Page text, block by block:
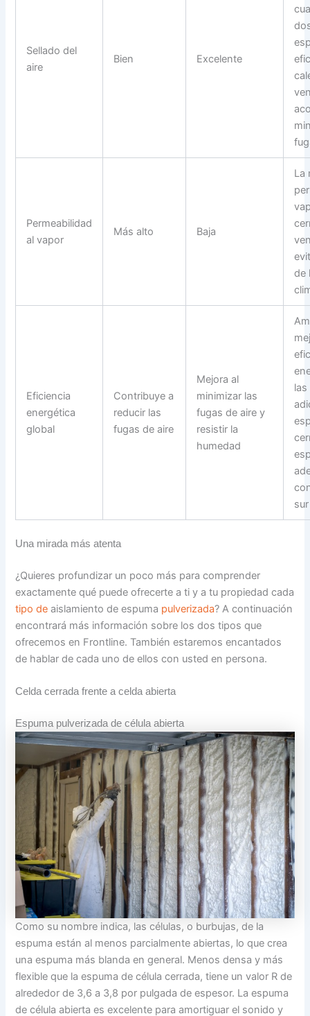
Sellado del
aire
Bien Excelente
Permeabilidad
al vapor
Más alto Baja
La
de
Eficiencia
energética
global
Contribuye a
reducir las
fugas de aire
Mejora al
minimizar las
fugas de aire y
resistir la
humedad
Una mirada más atenta
¿Quieres profundizar un poco más para comprender
exactamente qué puede ofrecerte a ti y a tu propiedad cada
tipo de aislamiento de espuma pulverizada? A continuación
encontrará más información sobre los dos tipos que
ofrecemos en Frontline. También estaremos encantados
de hablar de cada uno de ellos con usted en persona.
Celda cerrada frente a celda abierta
Espuma pulverizada de célula abierta
Como su nombre indica, las células, o burbujas, de la
espuma están al menos parcialmente abiertas, lo que crea
una espuma más blanda en general. Menos densa y más
flexible que la espuma de célula cerrada, tiene un valor R de
alrededor de 3,6 a 3,8 por pulgada de espesor. La espuma
de célula abierta es excelente para amortiguar el sonido y